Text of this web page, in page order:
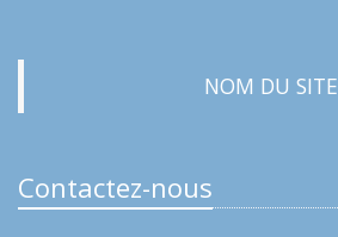
NOM DU SITE
Contactez-nous